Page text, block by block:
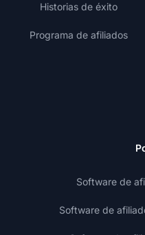
Historias de éxito
Programa de afiliados
Software de
Software de